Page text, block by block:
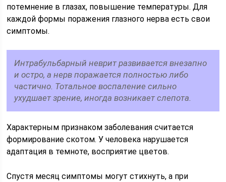
потемнение в глазах, повышение температуры. Для
каждой формы поражения глазного нерва есть свои
симптомы.
Интрабульбарный неврит развивается внезапно
и остро, а нерв поражается полностью либо
частично. Тотальное воспаление сильно
ухудшает зрение, иногда возникает слепота.
Характерным признаком заболевания считается
формирование скотом. У человека нарушается
адаптация в темноте, восприятие цветов.
Спустя месяц симптомы могут стихнуть, а при